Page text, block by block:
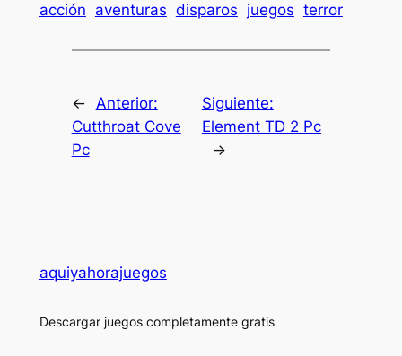
acción aventuras disparos juegos terror
← Anterior:
Cutthroat Cove
Pc
Siguiente:
Element TD 2 Pc
→
aquiyahorajuegos
Descargar juegos completamente gratis